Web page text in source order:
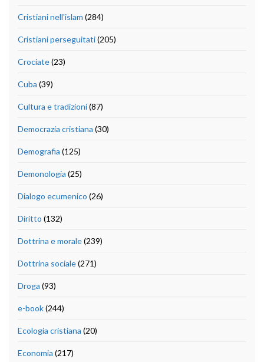
Cristiani nell'islam (284)
Cristiani perseguitati(205)
Crociate(23)
Cuba (39)
Cultura e tradizioni(87)
Democrazia cristiana (30)
Demografia (125)
Demonologia (25)
Dialogo ecumenico (26)
Diritto (132)
Dottrina e morale(239)
Dottrina sociale(271)
Droga (93)
e-book(244)
Ecologia cristiana (20)
Economia (217)